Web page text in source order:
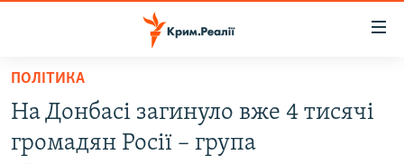
Перейти
основного
матеріалу
ВОДА.КРИМ
ПОЛІТИКА
На Донбасі загинуло вже 4 тисячі
громадян Росії – група